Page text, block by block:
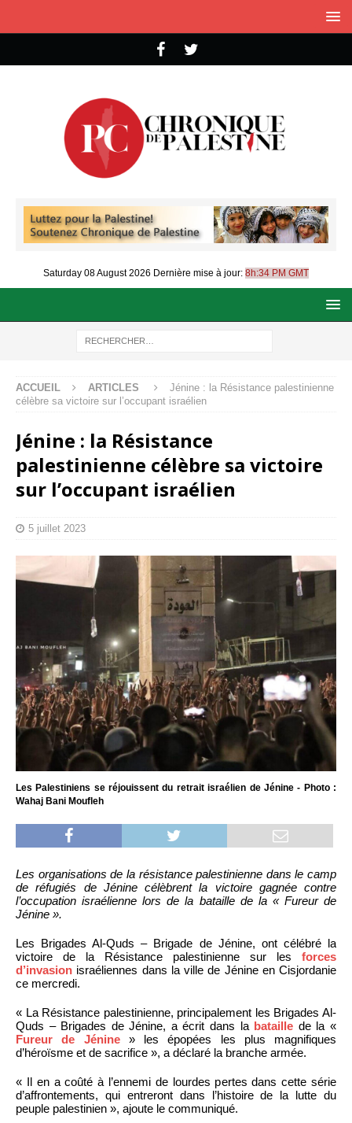
Saturday 08 August 2026 Dernière mise à jour: 8h:34 PM GMT
ACCUEIL ARTICLES
Jénine : la Résistance palestinienne
célèbre sa victoire sur l’occupant israélien
Jénine : la Résistance
palestinienne célèbre sa victoire
sur l’occupant israélien
5 juillet 2023
Les Palestiniens se réjouissent du retrait israélien de Jénine - Photo :
Wahaj Bani Moufleh
Les organisations de la résistance palestinienne dans le camp
de réfugiés de Jénine célèbrent la victoire gagnée contre
l’occupation israélienne lors de la bataille de la « Fureur de
Jénine ».
Les Brigades Al-Quds – Brigade de Jénine, ont célébré la
victoire de la Résistance palestinienne sur les forces
d’invasion israéliennes dans la ville de Jénine en Cisjordanie
ce mercredi.
« La Résistance palestinienne, principalement les Brigades Al-
Quds – Brigades de Jénine, a écrit dans la bataille de la «
Fureur de Jénine» les épopées les plus magnifiques
d’héroïsme et de sacrifice », a déclaré la branche armée.
« Il en a coûté à l’ennemi de lourdes pertes dans cette série
d’affrontements, qui entreront dans l’histoire de la lutte du
peuple palestinien », ajoute le communiqué.